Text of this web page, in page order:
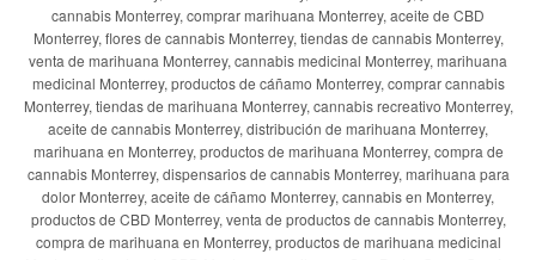
cannabis Monterrey, comprar marihuana Monterrey, aceite de CBD
Monterrey, flores de cannabis Monterrey, tiendas de cannabis Monterrey,
venta de marihuana Monterrey, cannabis medicinal Monterrey, marihuana
medicinal Monterrey, productos de cáñamo Monterrey, comprar cannabis
Monterrey, tiendas de marihuana Monterrey, cannabis recreativo Monterrey,
aceite de cannabis Monterrey, distribución de marihuana Monterrey,
marihuana en Monterrey, productos de marihuana Monterrey, compra de
cannabis Monterrey, dispensarios de cannabis Monterrey, marihuana para
dolor Monterrey, aceite de cáñamo Monterrey, cannabis en Monterrey,
productos de CBD Monterrey, venta de productos de cannabis Monterrey,
compra de marihuana en Monterrey, productos de marihuana medicinal